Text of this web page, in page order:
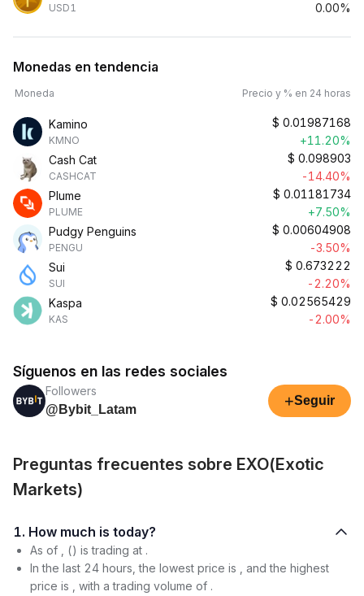
USD1
0.00%
Monedas en tendencia
Moneda Precio y % en 24 horas
Kamino
KMNO
$ 0.01987168
+11.20%
Cash Cat
CASHCAT
$ 0.098903
-14.40%
Plume
PLUME
$ 0.01181734
+7.50%
Pudgy Penguins
PENGU
$ 0.00604908
-3.50%
Sui
SUI
$ 0.673222
-2.20%
Kaspa
KAS
$ 0.02565429
-2.00%
Síguenos en las redes sociales
Followers
@Bybit_Latam
+Seguir
Preguntas frecuentes sobre EXO(Exotic
Markets)
1. How much is today?
As of , () is trading at .
In the last 24 hours, the lowest price is , and the highest
price is , with a trading volume of .